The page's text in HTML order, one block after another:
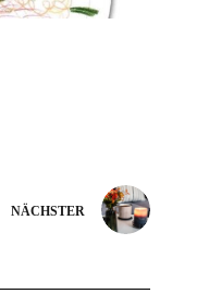
NÄCHSTER